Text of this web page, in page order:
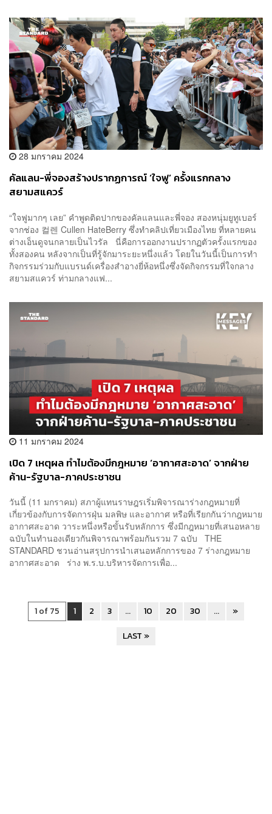
28 มกราคม 2024
คัลแลน-พี่จองสร้างปรากฏการณ์ ‘ใจฟู’ ครั้งแรกกลาง
สยามสแควร์
“ใจฟูมากๆ เลย” คำพูดติดปากของคัลแลนและพี่จอง สองหนุ่มยูทูเบอร์
จากช่อง 컬렌 Cullen HateBerry ซึ่งทำคลิปเที่ยวเมืองไทย ที่หลายคน
ต่างเอ็นดูจนกลายเป็นไวรัล นี่คือการออกงานปรากฏตัวครั้งแรกของ
ทั้งสองคน หลังจากเป็นที่รู้จักมาระยะหนึ่งแล้ว โดยในวันนี้เป็นการทำ
กิจกรรมร่วมกับแบรนด์เครื่องสำอางยี่ห้อหนึ่งซึ่งจัดกิจกรรมที่ใจกลาง
สยามสแควร์ ท่ามกลางแฟ...
11 มกราคม 2024
เปิด 7 เหตุผล ทำไมต้องมีกฎหมาย ‘อากาศสะอาด’ จากฝ่าย
ค้าน-รัฐบาล-ภาคประชาชน
วันนี้ (11 มกราคม) สภาผู้แทนราษฎรเริ่มพิจารณาร่างกฎหมายที่
เกี่ยวข้องกับการจัดการฝุ่น มลพิษ และอากาศ หรือที่เรียกกันว่ากฎหมาย
อากาศสะอาด วาระหนึ่งหรือขั้นรับหลักการ ซึ่งมีกฎหมายที่เสนอหลาย
ฉบับในทำนองเดียวกันพิจารณาพร้อมกันรวม 7 ฉบับ THE
STANDARD ชวนอ่านสรุปการนำเสนอหลักการของ 7 ร่างกฎหมาย
อากาศสะอาด ร่าง พ.ร.บ.บริหารจัดการเพื่อ...
1 of 75 1 2 3 ... 10 20 30 ...
»
LAST »